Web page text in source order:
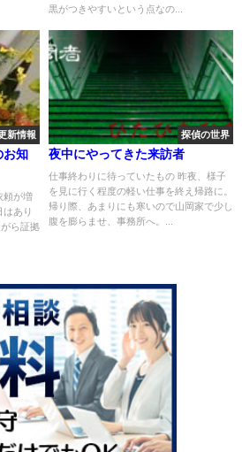
黒がつきやすいという点なの...
新情報
お知
頼が増
あり
ら証拠
探偵の世界
夜中にやってきた来訪者
仕事終わりに待っていたもの 昨夜、様子
を見に行く程度の軽い仕事を終え帰路に。
帰り際、あまりにも寒いので山岡家で少し
腹を膨らませ、事務所へ。...